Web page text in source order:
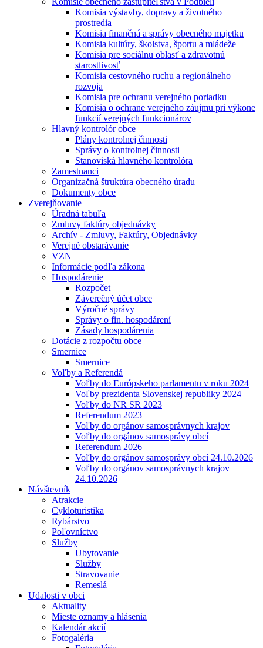
Komisia výstavby, dopravy a životného
prostredia
Komisia finančná a správy obecného majetku
Komisia kultúry, školstva, športu a mládeže
Komisia pre sociálnu oblasť a zdravotnú
starostlivosť
Komisia cestovného ruchu a regionálneho
rozvoja
Komisia pre ochranu verejného poriadku
Komisia o ochrane verejného záujmu pri výkone
funkcií verejných funkcionárov
Hlavný kontrolór obce
Plány kontrolnej činnosti
Správy o kontrolnej činnosti
Stanoviská hlavného kontrolóra
Zamestnanci
Organizačná štruktúra obecného úradu
Dokumenty obce
Zverejňovanie
Úradná tabuľa
Zmluvy faktúry objednávky
Archív - Zmluvy, Faktúry, Objednávky
Verejné obstarávanie
VZN
Informácie podľa zákona
Hospodárenie
Rozpočet
Záverečný účet obce
Výročné správy
Správy o fin. hospodárení
Zásady hospodárenia
Dotácie z rozpočtu obce
Smernice
Smernice
Voľby a Referendá
Voľby do Európskeho parlamentu v roku 2024
Voľby prezidenta Slovenskej republiky 2024
Voľby do NR SR 2023
Referendum 2023
Voľby do orgánov samosprávnych krajov
Voľby do orgánov samosprávy obcí
Referendum 2026
Voľby do orgánov samosprávy obcí 24.10.2026
Voľby do orgánov samosprávnych krajov
24.10.2026
Návštevník
Atrakcie
Cykloturistika
Rybárstvo
Poľovníctvo
Služby
Ubytovanie
Služby
Stravovanie
Remeslá
Udalosti v obci
Aktuality
Mieste oznamy a hlásenia
Kalendár akcií
Fotogaléria